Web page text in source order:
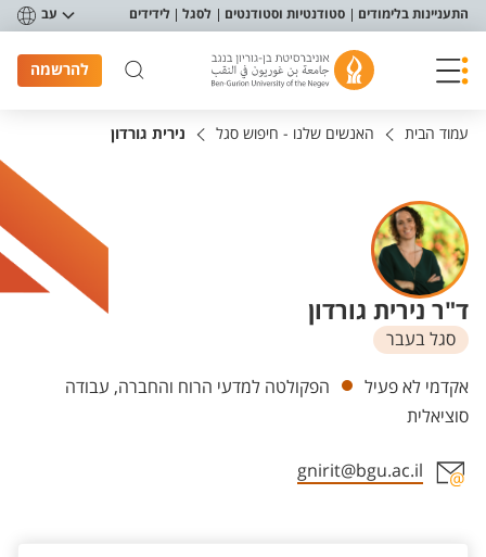
תפריט נגישות
התעניינות בלימודים סטודנטיות וסטודנטים לסגל לידידים עב
להרשמה
עמוד הבית האנשים שלנו - חיפוש סגל נירית גורדון
ד"ר נירית גורדון
סגל בעבר
יחידות
אקדמי לא פעיל
הפקולטה למדעי הרוח והחברה, עבודה
סוציאלית
gnirit@bgu.ac.il